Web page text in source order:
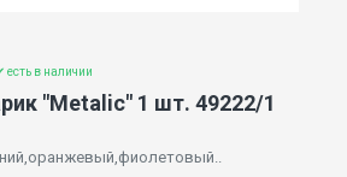
есть в наличии
"Metalic" 1 шт. 49222/1